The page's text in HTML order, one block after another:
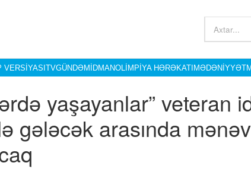
VERSIYASITVGÜNDƏMİDMANOLIMPIYA HƏRƏKATIMƏDƏNIYYƏT
yaşayanlar” veteran
gələcək arasında